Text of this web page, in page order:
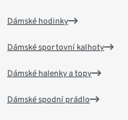
Dámské hodinky
Dámské sportovní kalhoty
Dámské halenky a topy
Dámské spodní prádlo